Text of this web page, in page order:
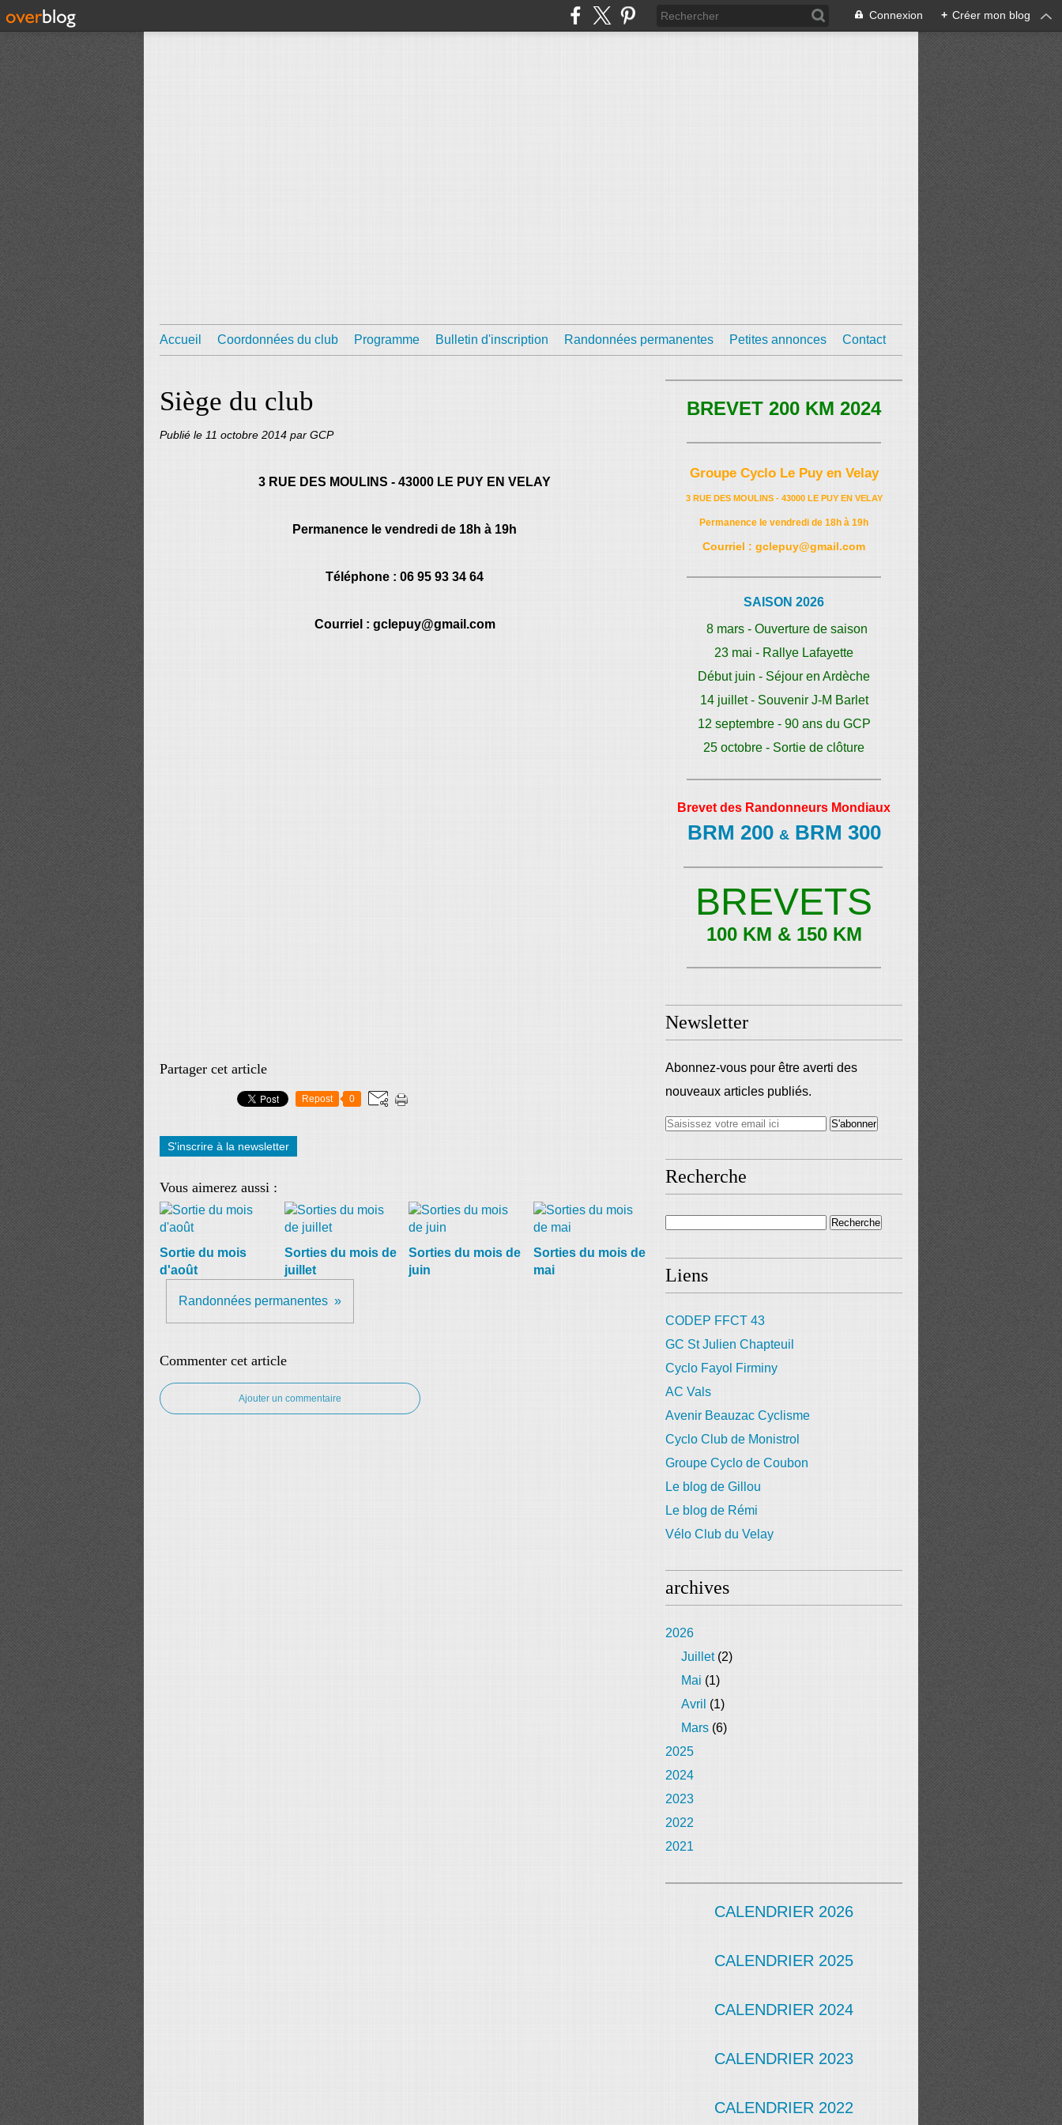
Connexion + Créer mon blog
Accueil Coordonnées du club Programme Bulletin d'inscription Randonnées permanentes Petites annonces Contact
Siège du club
Publié le 11 octobre 2014 par GCP
3 RUE DES MOULINS - 43000 LE PUY EN VELAY
Permanence le vendredi de 18h à 19h
Téléphone : 06 95 93 34 64
Courriel : gclepuy@gmail.com
Partager cet article
Repost 0
S'inscrire à la newsletter
Vous aimerez aussi :
Sortie du mois
d'août
Sorties du mois de
juillet
Sorties du mois de
juin
Sorties du mois de
mai
Randonnées permanentes
Commenter cet article
Ajouter un commentaire
BREVET 200 KM 2024
Groupe Cyclo Le Puy en Velay
3 RUE DES MOULINS - 43000 LE PUY EN VELAY
Permanence le vendredi de 18h à 19h
Courriel : gclepuy@gmail.com
SAISON 2026
8 mars - Ouverture de saison
23 mai - Rallye Lafayette
Début juin - Séjour en Ardèche
14 juillet - Souvenir J-M Barlet
12 septembre - 90 ans du GCP
25 octobre - Sortie de clôture
Brevet des Randonneurs Mondiaux
BRM 200 &BRM 300
BREVETS
100 KM & 150 KM
Newsletter
Abonnez-vous pour être averti des
nouveaux articles publiés.
Recherche
Liens
CODEP FFCT 43
GC St Julien Chapteuil
Cyclo Fayol Firminy
AC Vals
Avenir Beauzac Cyclisme
Cyclo Club de Monistrol
Groupe Cyclo de Coubon
Le blog de Gillou
Le blog de Rémi
Vélo Club du Velay
archives
2026
Juillet(2)
Mai (1)
Avril (1)
Mars (6)
2025
2024
2023
2022
2021
CALENDRIER 2026
CALENDRIER 2025
CALENDRIER 2024
CALENDRIER 2023
CALENDRIER 2022